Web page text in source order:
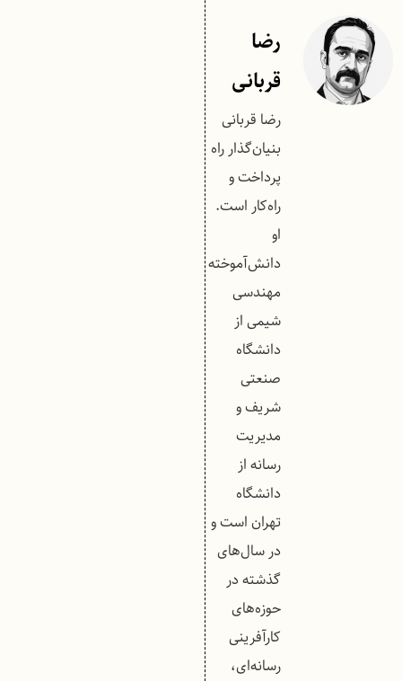
رضا
قربانی
رضا قربانی
بنیان‌گذار راه
پرداخت و
راه‌کار است.
او
دانش‌آموخته
مهندسی
شیمی از
دانشگاه
صنعتی
شریف و
مدیریت
رسانه از
دانشگاه
تهران است و
در سال‌های
گذشته در
حوزه‌های
کارآفرینی
رسانه‌ای،